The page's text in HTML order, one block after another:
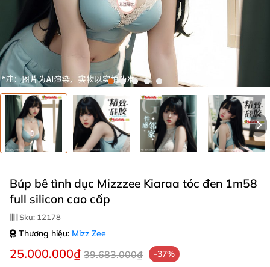
Búp bê tình dục Mizzzee Kiaraa tóc đen 1m58
full silicon cao cấp
Sku: 12178
Thương hiệu: Mizz Zee
25.000.000₫ 39.683.000₫ -37%